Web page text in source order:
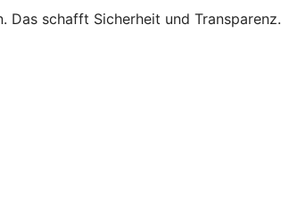
schafft Sicherheit und Transparenz.